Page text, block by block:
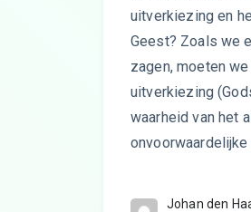
uitverkiezing en
Geest? Zoals we
zagen, moeten
uitverkiezing
waarheid van het
Johan den